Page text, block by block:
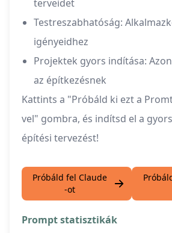
terveidet
Testreszabhatóság:
igényeidhez
Projektek gyors indítása:
az építkezésnek
Kattints a "Próbáld ki ezt a
vel" gombra, és indítsd el a
építési tervezést!
Próbáld fel Claude
-ot
Prompt statisztikák